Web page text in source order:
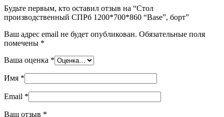
Будьте первым, кто оставил отзыв на “Стол
производственный СПРб 1200*700*860 “Base”, борт”
Ваш адрес email не будет опубликован. Обязательные поля
помечены *
Ваша оценка *
Имя *
Email *
Ваш отзыв *